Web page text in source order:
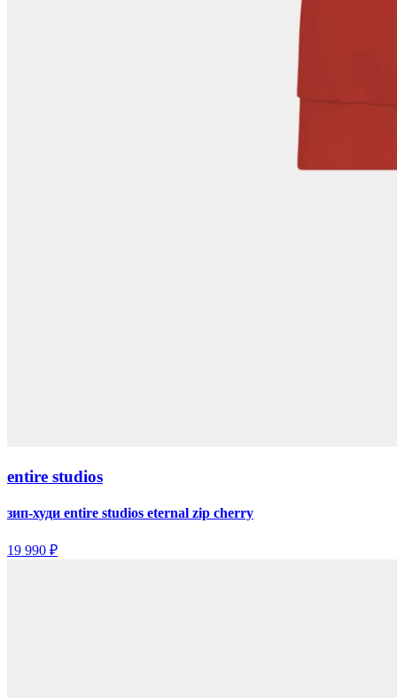
entire studios
зип-худи entire studios eternal zip cherry
19 990 ₽